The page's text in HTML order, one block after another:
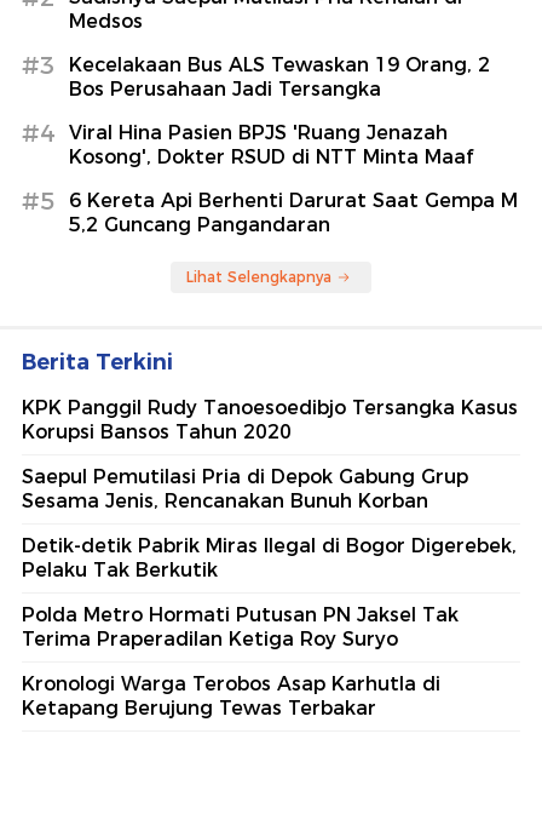
Medsos
#3
Kecelakaan Bus ALS Tewaskan 19 Orang, 2
Bos Perusahaan Jadi Tersangka
#4
Viral Hina Pasien BPJS 'Ruang Jenazah
Kosong', Dokter RSUD di NTT Minta Maaf
#5
6 Kereta Api Berhenti Darurat Saat Gempa M
5,2 Guncang Pangandaran
Lihat Selengkapnya
Berita Terkini
KPK Panggil Rudy Tanoesoedibjo Tersangka Kasus
Korupsi Bansos Tahun 2020
Saepul Pemutilasi Pria di Depok Gabung Grup
Sesama Jenis, Rencanakan Bunuh Korban
Detik-detik Pabrik Miras Ilegal di Bogor Digerebek,
Pelaku Tak Berkutik
Polda Metro Hormati Putusan PN Jaksel Tak
Terima Praperadilan Ketiga Roy Suryo
Kronologi Warga Terobos Asap Karhutla di
Ketapang Berujung Tewas Terbakar